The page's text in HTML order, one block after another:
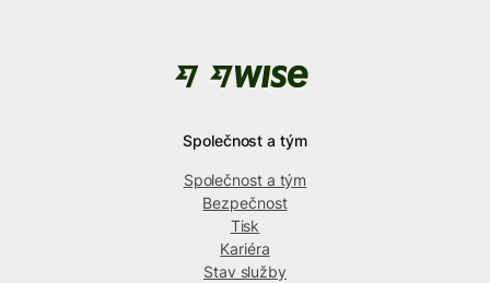
Společnost a tým
Společnost a tým
Bezpečnost
Tisk
Kariéra
Stav služby